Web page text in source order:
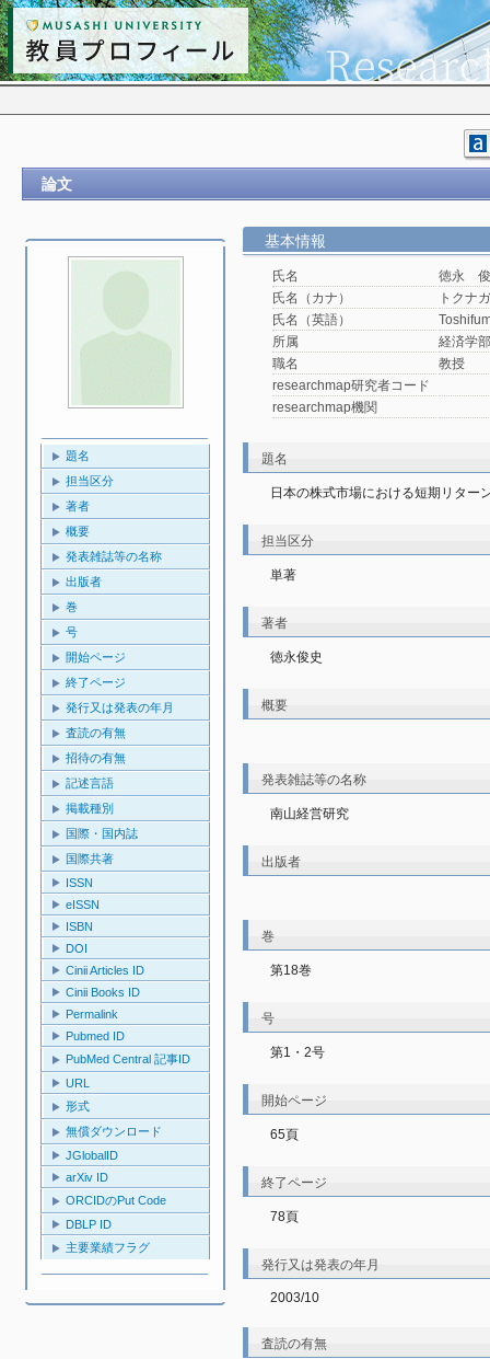
論文
題名
担当区分
著者
概要
発表雑誌等の名称
出版者
巻
号
開始ページ
終了ページ
発行又は発表の年月
査読の有無
招待の有無
記述言語
掲載種別
国際・国内誌
国際共著
ISSN
eISSN
ISBN
DOI
Cinii Articles ID
Cinii Books ID
Permalink
Pubmed ID
PubMed Central 記事ID
URL
形式
無償ダウンロード
JGlobalID
arXiv ID
ORCIDのPut Code
DBLP ID
主要業績フラグ
基本情報
氏名
徳永
氏名（カナ）
トクナ
氏名（英語）
所属
経済学
職名
教授
researchmap研究者コード
researchmap機関
題名
日本の株式市場における短期リター
担当区分
単著
著者
徳永俊史
概要
発表雑誌等の名称
南山経営研究
出版者
巻
第18巻
号
第1・2号
開始ページ
65頁
終了ページ
78頁
発行又は発表の年月
2003/10
査読の有無